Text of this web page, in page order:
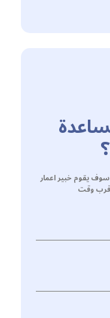
سوف يقوم خبير اعمار
اقرب وقت